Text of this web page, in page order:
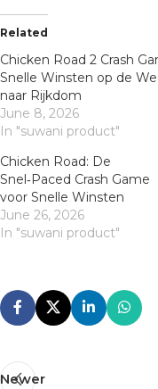
Related
Chicken Road 2 Crash
Snelle Winsten op de
naar Rijkdom
June 8, 2026
In "suwani product"
Chicken Road: De
Snel‑Paced Crash Game
voor Snelle Winsten
June 26, 2026
In "suwani product"
Newer